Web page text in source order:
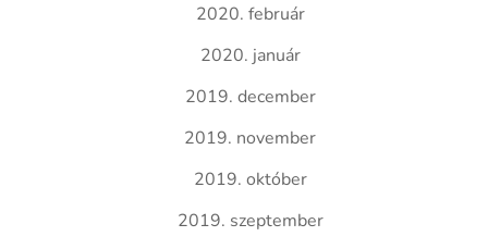
2020. február
2020. január
2019. december
2019. november
2019. október
2019. szeptember